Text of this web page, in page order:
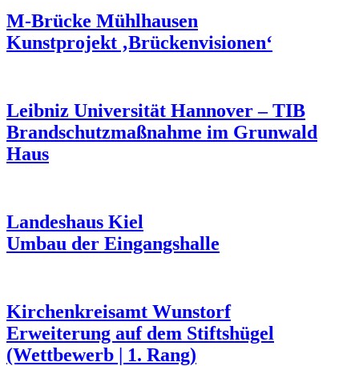
M-Brücke Mühlhausen
Kunstprojekt ‚Brückenvisionen‘
Leibniz Universität Hannover – TIB
Brandschutzmaßnahme im Grunwald
Haus
Landeshaus Kiel
Umbau der Eingangshalle
Kirchenkreisamt Wunstorf
Erweiterung auf dem Stiftshügel
(Wettbewerb | 1. Rang)